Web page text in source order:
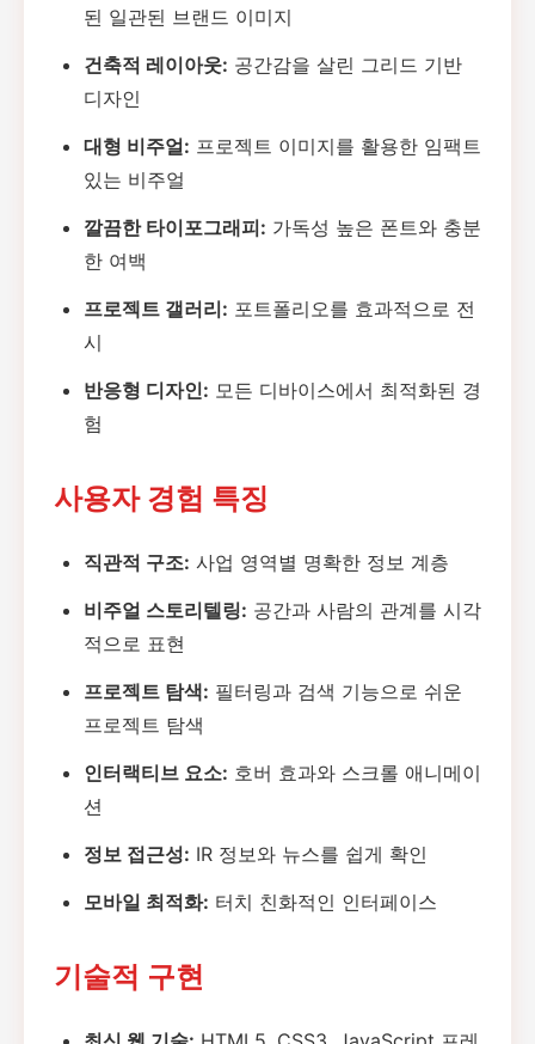
된 일관된 브랜드 이미지
건축적 레이아웃: 공간감을 살린 그리드 기반
디자인
대형 비주얼: 프로젝트 이미지를 활용한 임팩트
있는 비주얼
깔끔한 타이포그래피: 가독성 높은 폰트와 충분
한 여백
프로젝트 갤러리: 포트폴리오를 효과적으로 전
시
반응형 디자인: 모든 디바이스에서 최적화된 경
험
사용자 경험 특징
직관적 구조: 사업 영역별 명확한 정보 계층
비주얼 스토리텔링: 공간과 사람의 관계를 시각
적으로 표현
프로젝트 탐색: 필터링과 검색 기능으로 쉬운
프로젝트 탐색
인터랙티브 요소: 호버 효과와 스크롤 애니메이
션
정보 접근성: IR 정보와 뉴스를 쉽게 확인
모바일 최적화: 터치 친화적인 인터페이스
기술적 구현